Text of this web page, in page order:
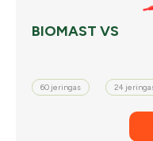
BIOMAST VS
60 jeringas 24